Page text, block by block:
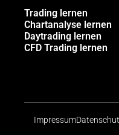
Trading lernen
Chartanalyse lernen
Daytrading lernen
CFD Trading lernen
Impressum